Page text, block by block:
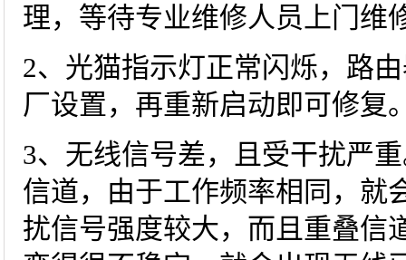
理，等待专业维修人员上门维
2、光猫指示灯正常闪烁，路
厂设置，再重新启动即可修复
3、无线信号差，且受干扰严
信道，由于工作频率相同，就
扰信号强度较大，而且重叠信